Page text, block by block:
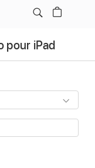
pour iPad